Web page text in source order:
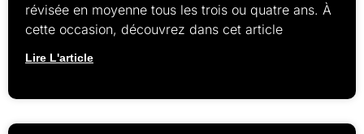
révisée en moyenne tous les trois ou quatre ans. À
cette occasion, découvrez dans cet article
Lire L'article